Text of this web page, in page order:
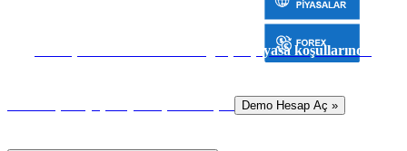
Sanal para ile risk almadan gerçek piyasa koşullarında
Demo Hesap Aç »